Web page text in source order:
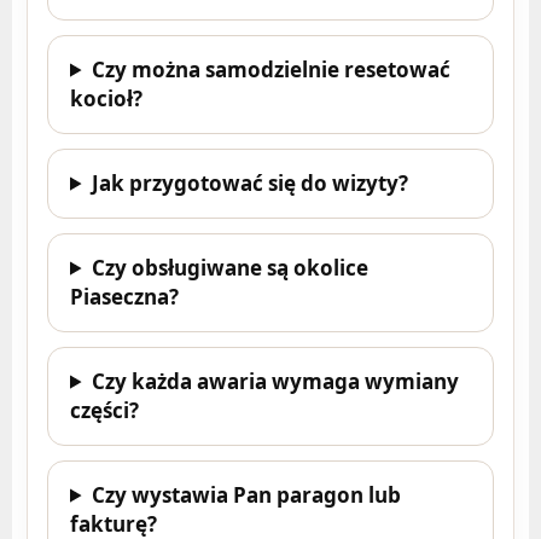
Czy można samodzielnie resetować
kocioł?
Jak przygotować się do wizyty?
Czy obsługiwane są okolice
Piaseczna?
Czy każda awaria wymaga wymiany
części?
Czy wystawia Pan paragon lub
fakturę?